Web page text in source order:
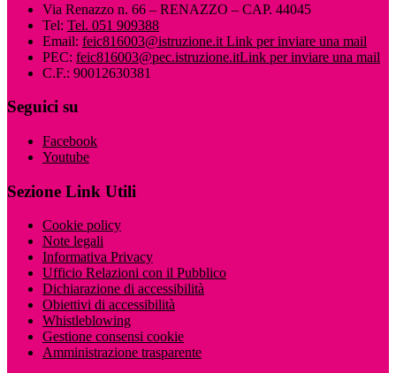
Via Renazzo n. 66 – RENAZZO – CAP. 44045
Tel: Tel. 051 909388
Email: feic816003@istruzione.it Link per inviare una mail
PEC: feic816003@pec.istruzione.itLink per inviare una mail
C.F.: 90012630381
Seguici su
Facebook
Youtube
Sezione Link Utili
Cookie policy
Note legali
Informativa Privacy
Ufficio Relazioni con il Pubblico
Dichiarazione di accessibilità
Obiettivi di accessibilità
Whistleblowing
Gestione consensi cookie
Amministrazione trasparente